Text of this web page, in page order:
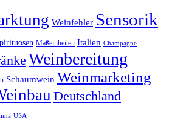
Weinfehler Sensorik
Maßeinheiten Italien Champagne
Weinbereitung
Schaumwein Weinmarketing
Deutschland
USA